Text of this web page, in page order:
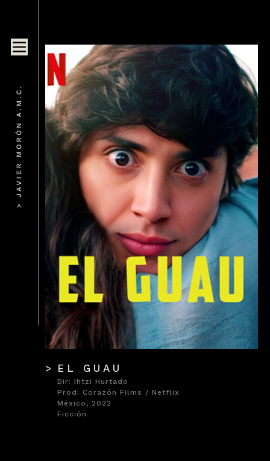
> SEMBLANZA
> FICCIONES
> SERIES
> DOCUMENTALES
> COMERCIALES
> CONTACTO
EL GUAU
Dir: Ihtzi Hurtado
Prod: Corazón Films / Netflix
México, 2022
Ficción